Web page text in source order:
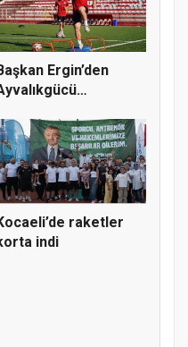
Ergin’den
raketler
indi